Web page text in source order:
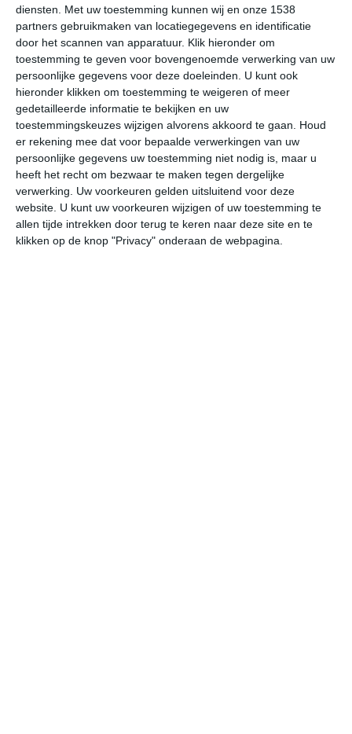
diensten.
Met uw toestemming kunnen wij en onze 1538
partners gebruikmaken van locatiegegevens en identificatie
door het scannen van apparatuur. Klik hieronder om
toestemming te geven voor bovengenoemde verwerking van uw
persoonlijke gegevens voor deze doeleinden. U kunt ook
hieronder klikken om toestemming te weigeren of meer
gedetailleerde informatie te bekijken en uw
toestemmingskeuzes wijzigen alvorens akkoord te gaan.
Houd
er rekening mee dat voor bepaalde verwerkingen van uw
persoonlijke gegevens uw toestemming niet nodig is, maar u
heeft het recht om bezwaar te maken tegen dergelijke
verwerking. Uw voorkeuren gelden uitsluitend voor deze
website. U kunt uw voorkeuren wijzigen of uw toestemming te
allen tijde intrekken door terug te keren naar deze site en te
klikken op de knop "Privacy" onderaan de webpagina.
vr
33°
za zo
29° 19°
ma
31° 15°
33°C 32°C 24°C
16:00 19:00 22:00 01:00 04:00
16:00 19:00 22:00 01:00 04:00